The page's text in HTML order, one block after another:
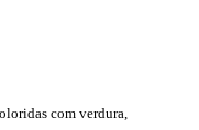
com verdura,